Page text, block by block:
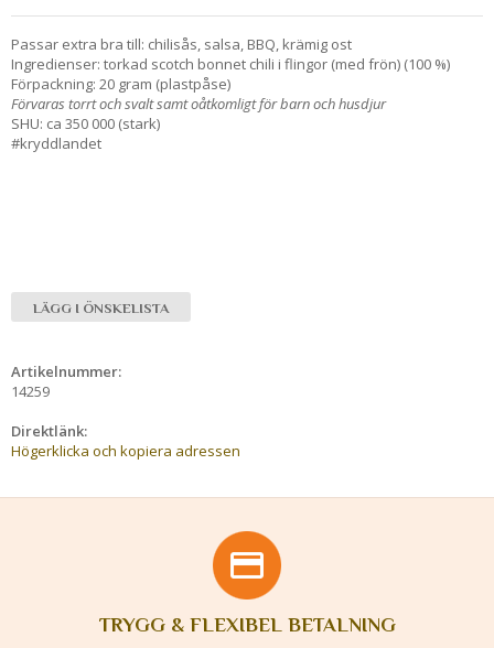
Passar extra bra till: chilisås, salsa, BBQ, krämig ost
Ingredienser: torkad scotch bonnet chili i flingor (med frön) (100 %)
Förpackning: 20 gram (plastpåse)
Förvaras torrt och svalt samt oåtkomligt för barn och husdjur
SHU: ca 350 000 (stark)
#kryddlandet
LÄGG I ÖNSKELISTA
Artikelnummer:
14259
Direktlänk:
Högerklicka och kopiera adressen
TRYGG & FLEXIBEL BETALNING